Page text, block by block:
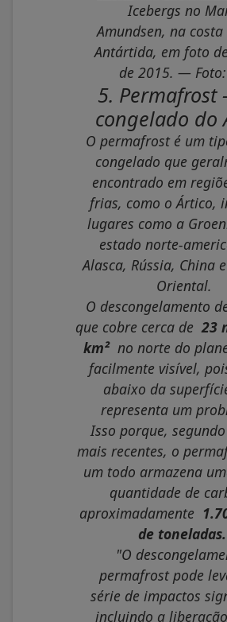
Icebergs no
Amundsen, na
Antártida, em foto
de 2015. — Foto:
5. Permafrost
congelado do
O permafrost é um
congelado que
encontrado em
frias, como o Ártico,
lugares como a
estado norte-
Alasca, Rússia, China
Oriental.
O descongelamento
que cobre cerca de 23
km² no norte do
facilmente visível,
abaixo da
representa um
Isso porque,
mais recentes, o
um todo armazena
quantidade de
aproximadamente
de toneladas.
"O
permafrost pode
série de impactos
incluindo a